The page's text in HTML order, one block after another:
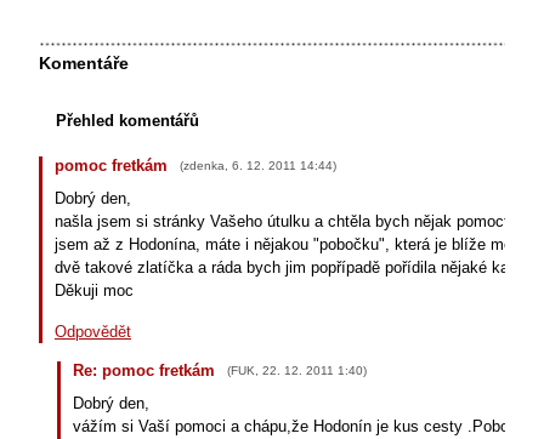
Komentáře
Přehled komentářů
pomoc fretkám (zdenka 6. 12. 2011 14:44)
Dobrý den,
našla jsem si stránky Vašeho útulku a chtěla bych nějak pomoct se
jsem až z Hodonína, máte i nějakou "pobočku", která je blíže mého
dvě takové zlatíčka a ráda bych jim popřípadě pořídila nějaké
Děkuji moc
Odpovědět
Re: pomoc fretkám (FUK 22. 12. 2011 1:40)
Dobrý den,
vážím si Vaší pomoci a chápu,že Hodonín je kus cesty .Pobočku